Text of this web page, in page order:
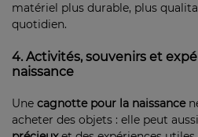
matériel plus durable, plus
quotidien.
4. Activités, souvenirs et
naissance
Une cagnotte pour la naissance
acheter des objets : elle peut